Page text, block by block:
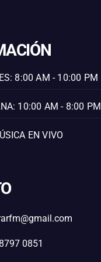
8:00 AM - 10:00 PM
10:00 AM - 8:00 PM
EN VIVO
0851